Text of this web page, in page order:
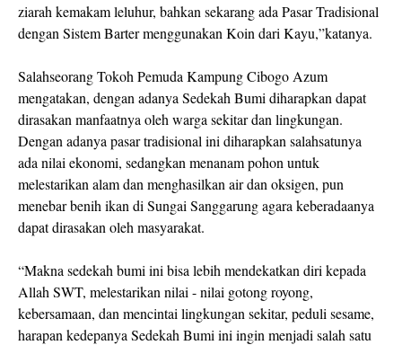
ziarah kemakam leluhur, bahkan sekarang ada Pasar Tradisional
dengan Sistem Barter menggunakan Koin dari Kayu,”katanya.
Salahseorang Tokoh Pemuda Kampung Cibogo Azum
mengatakan, dengan adanya Sedekah Bumi diharapkan dapat
dirasakan manfaatnya oleh warga sekitar dan lingkungan.
Dengan adanya pasar tradisional ini diharapkan salahsatunya
ada nilai ekonomi, sedangkan menanam pohon untuk
melestarikan alam dan menghasilkan air dan oksigen, pun
menebar benih ikan di Sungai Sanggarung agara keberadaanya
dapat dirasakan oleh masyarakat.
“Makna sedekah bumi ini bisa lebih mendekatkan diri kepada
Allah SWT, melestarikan nilai - nilai gotong royong,
kebersamaan, dan mencintai lingkungan sekitar, peduli sesame,
harapan kedepanya Sedekah Bumi ini ingin menjadi salah satu